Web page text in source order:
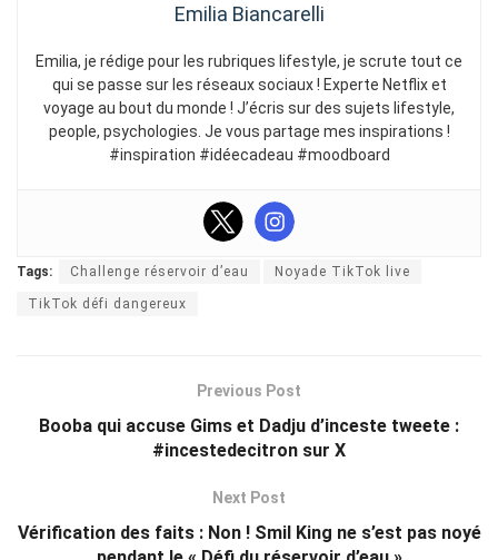
Emilia Biancarelli
Emilia, je rédige pour les rubriques lifestyle, je scrute tout ce
qui se passe sur les réseaux sociaux ! Experte Netflix et
voyage au bout du monde ! J’écris sur des sujets lifestyle,
people, psychologies. Je vous partage mes inspirations !
#inspiration #idéecadeau #moodboard
Tags: Challenge réservoir d’eau Noyade TikTok live
TikTok défi dangereux
Previous Post
Booba qui accuse Gims et Dadju d’inceste tweete :
#incestedecitron sur X
Next Post
Vérification des faits : Non ! Smil King ne s’est pas noyé